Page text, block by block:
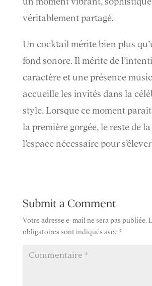
véritablement partagé.
Un cocktail mérite bien plus
fond sonore. Il mérite de
caractère et une présence
accueille les invités dans la
style. Lorsque ce moment
la première gorgée, le reste de
l’espace nécessaire pour
Submit a Comment
Votre adresse e-mail ne sera pas publiée.
obligatoires sont indiqués avec *